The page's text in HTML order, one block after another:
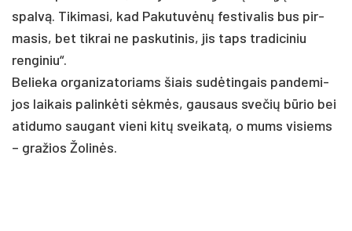
spalvą. Ti­ki­ma­si, kad Pa­ku­tuvėnų fes­ti­va­lis bus pir­
ma­sis, bet tik­rai ne pa­sku­ti­nis, jis taps tra­di­ci­niu
renginiu“.
Be­lie­ka or­ga­ni­za­to­riams šiais su­dėtin­gais pan­de­mi­
jos lai­kais pa­linkė­ti sėkmės, gau­saus sve­čių būrio bei
ati­du­mo sau­gant vie­ni kitų svei­katą, o mums vi­siems
– gra­žios Žo­linės.